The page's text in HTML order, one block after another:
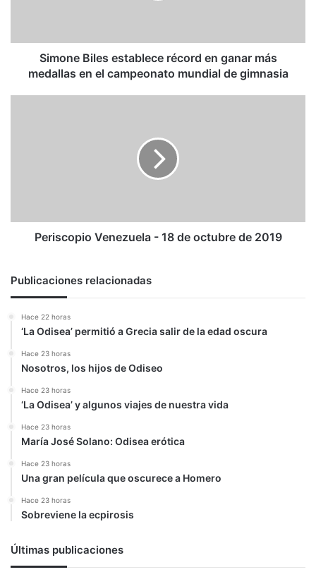
en
campeonato
Simone Biles establece récord en ganar más
medallas en el campeonato mundial de gimnasia
Periscopio Venezuela - 18 de octubre de 2019
Publicaciones relacionadas
Hace 22 horas
‘La Odisea’ permitió a Grecia salir de la edad oscura
Hace 23 horas
Nosotros, los hijos de Odiseo
Hace 23 horas
‘La Odisea’ y algunos viajes de nuestra vida
Hace 23 horas
María José Solano: Odisea erótica
Hace 23 horas
Una gran película que oscurece a Homero
Hace 23 horas
Sobreviene la ecpirosis
Últimas publicaciones